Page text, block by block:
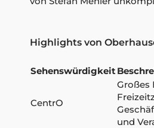
Highlights von
Sehenswürdigkeit
CentrO
Großes
und